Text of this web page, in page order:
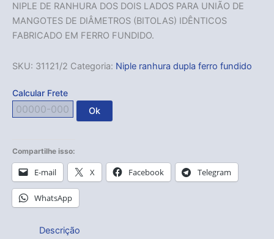
NIPLE DE RANHURA DOS DOIS LADOS PARA UNIÃO DE
MANGOTES DE DIÂMETROS (BITOLAS) IDÊNTICOS
FABRICADO EM FERRO FUNDIDO.
SKU: 31121/2 Categoria: Niple ranhura dupla ferro fundido
Calcular Frete
Ok
Compartilhe isso:
E-mail X Facebook Telegram
WhatsApp
Descrição